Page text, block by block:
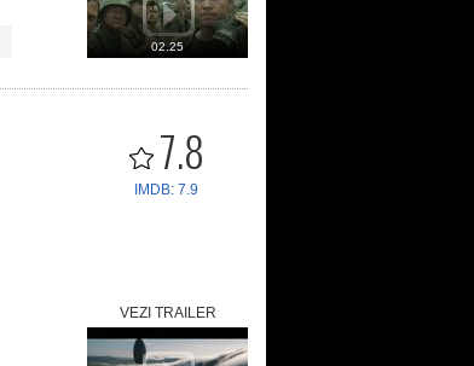
02.25
7.8
IMDB: 7.9
VEZI TRAILER